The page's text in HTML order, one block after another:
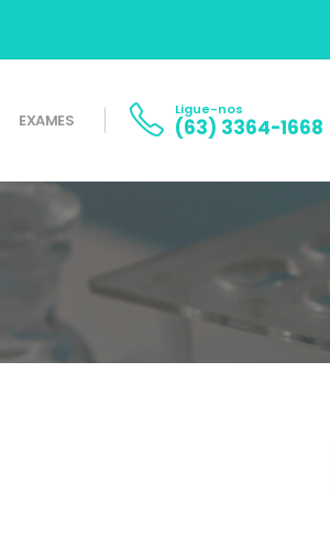
EXAMES
Ligue-nos
(63) 3364-1668